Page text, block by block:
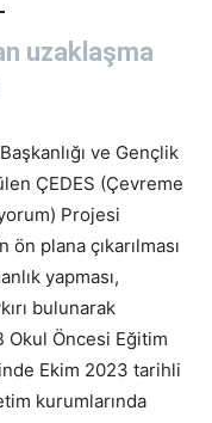
uzaklaşma
ve Gençlik
ÇEDES (Çevreme
Projesi
plana çıkarılması
yapması,
bulunarak
Öncesi Eğitim
Ekim 2023 tarihli
kurumlarında